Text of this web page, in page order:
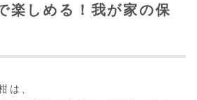
楽しめる！我が家の保
は、